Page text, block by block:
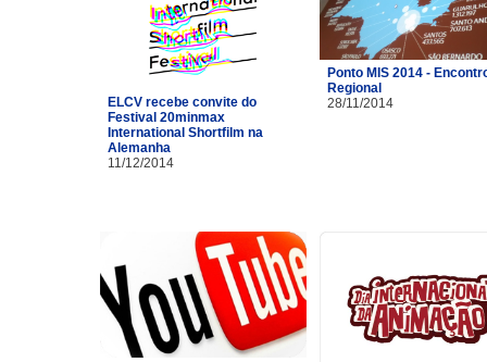
ELCV recebe convite do
Festival 20minmax
International Shortfilm na
Alemanha
11/12/2014
Ponto MIS 2014 -
Regional
28/11/2014